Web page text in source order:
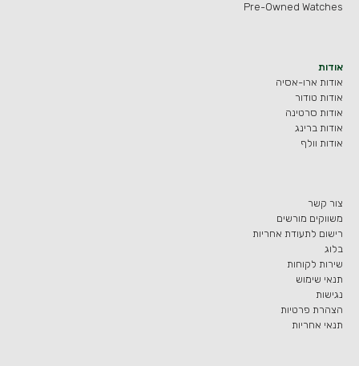
Pre-Owned Watches
אודות
אודות ארו-אסיה
אודות טודור
אודות סרטינה
אודות ברינג
אודות וולף
צור קשר
משווקים מורשים
רישום לתעודת אחריות
בלוג
שירות לקוחות
תנאי שימוש
נגישות
הצהרת פרטיות
תנאי אחריות